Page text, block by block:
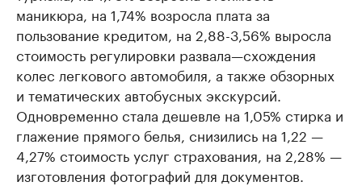
маникюра, на 1,74% возросла плата за
пользование кредитом, на 2,88-3,56% выросла
стоимость регулировки развала—схождения
колес легкового автомобиля, а также обзорных
и тематических автобусных экскурсий.
Одновременно стала дешевле на 1,05% стирка и
глажение прямого белья, снизились на 1,22 —
4,27% стоимость услуг страхования, на 2,28% —
изготовления фотографий для документов.